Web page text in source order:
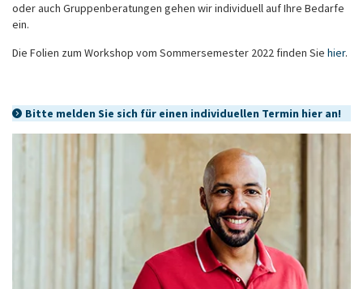
oder auch Gruppenberatungen gehen wir individuell auf Ihre Bedarfe
ein.
Die Folien zum Workshop vom Sommersemester 2022 finden Sie hier.
Bitte melden Sie sich für einen individuellen Termin hier an!